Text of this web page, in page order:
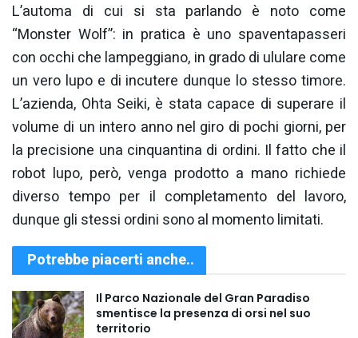
L’automa di cui si sta parlando è noto come
“Monster Wolf”: in pratica è uno spaventapasseri
con occhi che lampeggiano, in grado di ululare come
un vero lupo e di incutere dunque lo stesso timore.
L’azienda, Ohta Seiki, è stata capace di superare il
volume di un intero anno nel giro di pochi giorni, per
la precisione una cinquantina di ordini. Il fatto che il
robot lupo, però, venga prodotto a mano richiede
diverso tempo per il completamento del lavoro,
dunque gli stessi ordini sono al momento limitati.
Potrebbe piacerti anche..
Il Parco Nazionale del Gran Paradiso
smentisce la presenza di orsi nel suo
territorio